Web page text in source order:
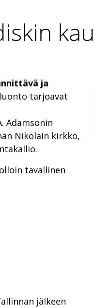
ja
tarjoavat
Adamsonin
Nikolain kirkko,
tavallinen
jälkeen